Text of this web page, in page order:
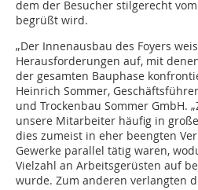
dem der Besucher stilgerecht
begrüßt wird.
„Der Innenausbau des Foyers
Herausforderungen auf, mit
der gesamten Bauphase
Heinrich Sommer,
und Trockenbau Sommer GmbH.
unsere Mitarbeiter häufig in
dies zumeist in eher beengten
Gewerke parallel tätig waren,
Vielzahl an Arbeitsgerüsten auf
wurde. Zum anderen verlangten